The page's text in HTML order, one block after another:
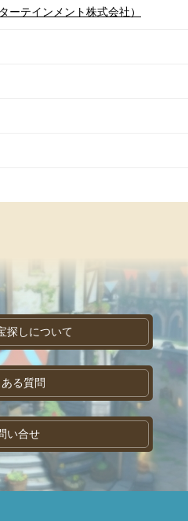
ーテインメント株式会社）
探しについて
る質問
い合せ